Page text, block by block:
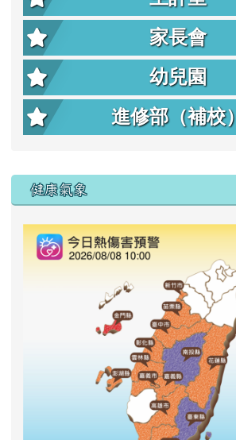
家長會
幼兒園
進修部（補校）
右邊區域內容
健康氣象